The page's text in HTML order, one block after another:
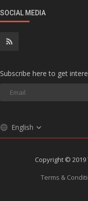
SOCIAL MEDIA
Subscribe here to get
English
Copyright © 2019
Terms &